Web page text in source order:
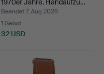
1970er Jahre, Handaufzu…
Beendet 7. Aug 2026
1 Gebot
32 USD